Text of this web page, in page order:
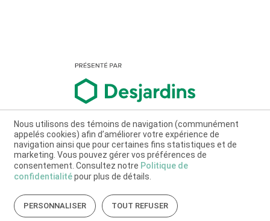
Nous utilisons des témoins de navigation (communément
appelés cookies) afin d’améliorer votre expérience de
navigation ainsi que pour certaines fins statistiques et de
marketing. Vous pouvez gérer vos préférences de
consentement. Consultez notre Politique de
confidentialitépour plus de détails.
PERSONNALISER TOUT REFUSER